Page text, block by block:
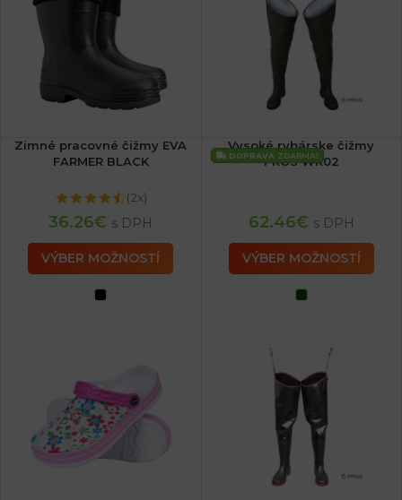
Zimné pracovné čižmy EVA
FARMER BLACK
(2x)
36.26€ s DPH
VÝBER MOŽNOSTÍ
Vysoké rybárske čižmy
PROS WR02
62.46€ s DPH
VÝBER MOŽNOSTÍ
DOPRAVA ZDARMA!